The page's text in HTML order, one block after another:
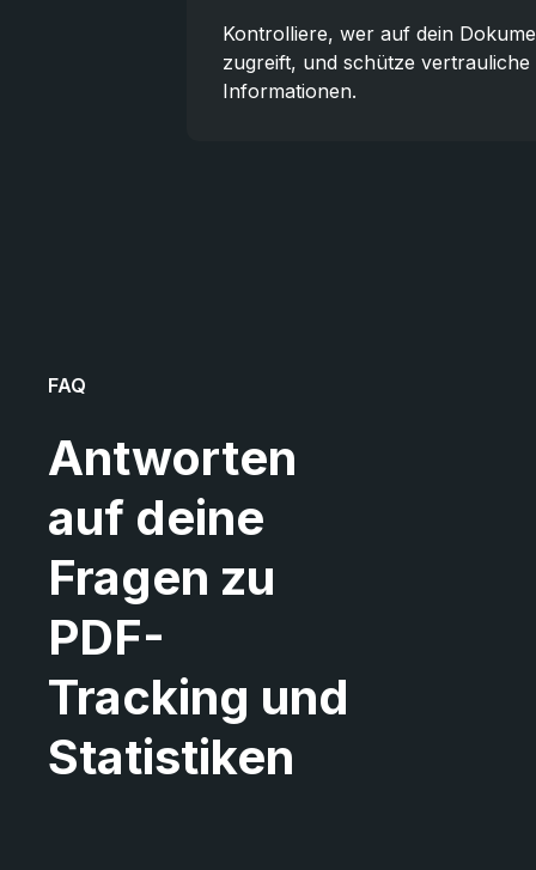
Kontrolliere, wer auf dein
zugreift, und schütze vertrauliche
Informationen.
FAQ
Antworten
auf deine
Fragen zu
PDF-
Tracking und
Statistiken